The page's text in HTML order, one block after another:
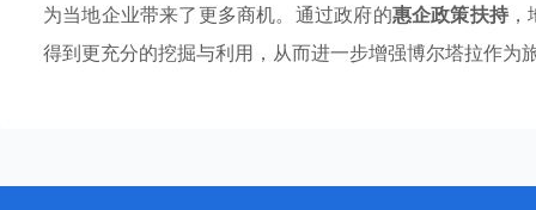
为当地企业带来了更多商机。通过政府的惠企政策扶持
得到更充分的挖掘与利用，从而进一步增强博尔塔拉作为